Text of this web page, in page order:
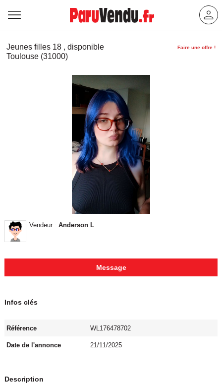
Jeunes filles 18 , disponible
Toulouse (31000)
Faire une offre !
Vendeur : Anderson L
Message
Infos clés
Référence WL176478702
Date de l'annonce 21/11/2025
Description